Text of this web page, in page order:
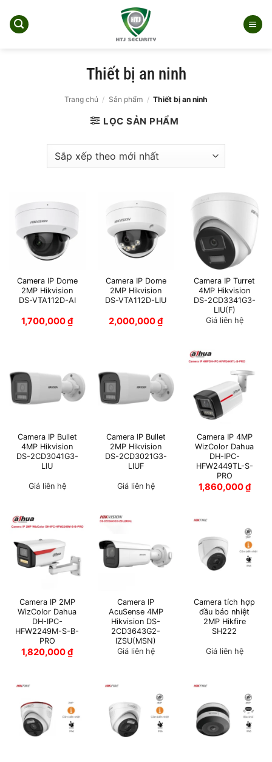
qua
Thiết bị an ninh
Trang chủ / Sản phẩm / Thiết bị an ninh
LỌC SẢN PHẨM
Camera IP Dome
2MP Hikvision
DS-VTA112D-AI
1,700,000₫
Camera IP Dome
2MP Hikvision
DS-VTA112D-LIU
2,000,000₫
Camera IP Turret
4MP Hikvision
DS-2CD3341G3-
LIU(F)
Giá liên hệ
Camera IP Bullet
4MP Hikvision
DS-2CD3041G3-
LIU
Giá liên hệ
Camera IP Bullet
2MP Hikvision
DS-2CD3021G3-
LIUF
Giá liên hệ
Camera IP 4MP
WizColor Dahua
DH-IPC-
HFW2449TL-S-
PRO
1,860,000₫
Camera IP 2MP
WizColor Dahua
DH-IPC-
HFW2249M-S-B-
PRO
1,820,000₫
Camera IP
AcuSense 4MP
Hikvision DS-
2CD3643G2-
IZSU(MSN)
Giá liên hệ
Camera tích hợp
đầu báo nhiệt
2MP Hikfire
SH222
Giá liên hệ